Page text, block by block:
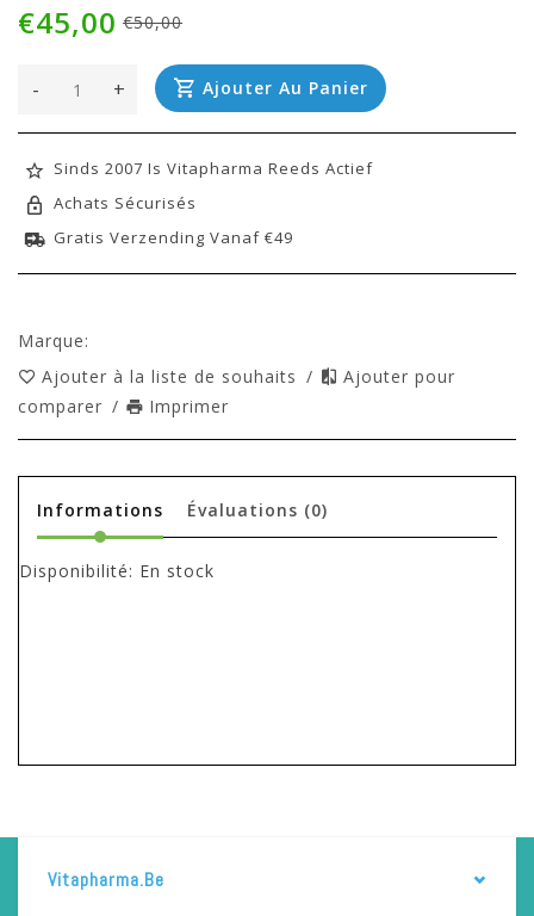
€50,00
€45,00
+
- Ajouter Au Panier
Sinds 2007 Is Vitapharma Reeds Actief
Achats Sécurisés
Gratis Verzending Vanaf €49
Marque:
Ajouter à la liste de souhaits /
Ajouter pour
comparer / Imprimer
Informations Évaluations (0)
Disponibilité: En stock
Vitapharma.be